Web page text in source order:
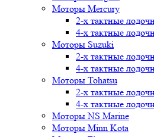
Моторы Mercury
2-х тактные
4-х тактные
Моторы Suzuki
2-х тактные
4-х тактные
Моторы Tohatsu
2-х тактные
4-х тактные
Моторы NS Marine
Моторы Minn Kota